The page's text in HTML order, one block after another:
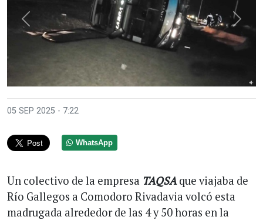
Anterior
05 SEP 2025 - 7:22
WhatsApp
Un colectivo de la empresa TAQSAque viajaba de
Río Gallegos a Comodoro Rivadavia volcó esta
madrugada alrededor de las 4 y 50 horas en la